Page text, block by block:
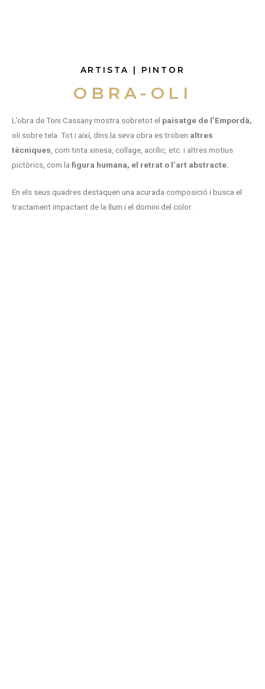
ARTISTA | PINTOR
OBRA-OLI
L’obra de Toni Cassany mostra sobretot el paisatge de l’Empordà,
oli sobre tela. Tot i així, dins la seva obra es troben altres
tècniques , com tinta xinesa, collage, acrílic, etc. i altres motius
pictòrics, com la figura humana, el retrat o l’art abstracte.
En els seus quadres destaquen una acurada composició i busca el
tractament impactant de la llum i el domini del color.